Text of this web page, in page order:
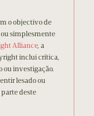
o objectivo de
simplesmente
Alliance, a
inclui crítica,
ou investigação.
lesado ou
parte deste